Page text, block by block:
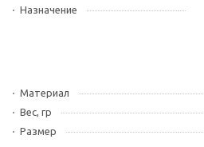
Назначение
Материал
Вес, гр
Размер